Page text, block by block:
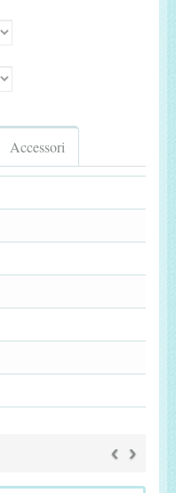
Accessori
‹ ›